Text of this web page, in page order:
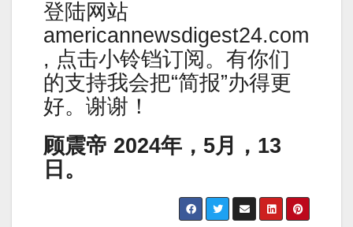
登陆网站
americannewsdigest24.com
, 点击小铃铛订阅。有你们
的支持我会把“简报”办得更
好。谢谢！
顾震帝 2024年，5月，13
日。